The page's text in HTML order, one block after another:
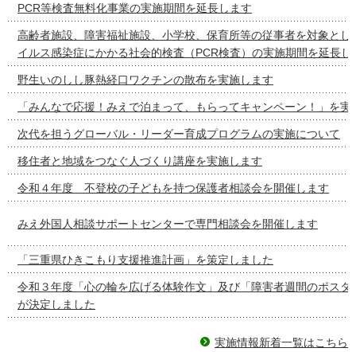
PCR等検査無料化事業の実施期間を延長します
高齢者施設、障害福祉施設、小学校、保育所等の従事者を対象とし
イルス感染症にかかる社会的検査（PCR検査）の実施期間を延長し
野生いのしし豚熱経口ワクチンの散布を実施します
「みんなで応援！みえで泊まって、もらってキャンペーン！」を実
次代を担うグローバル・リーダー育成プログラムの実施について
移住者と地域をつなぐ人づくり講座を実施します
令和４年度 不登校の子どもを持つ保護者相談会を開催します
みえ外国人相談サポートセンターで専門相談会を開催します
「三重県ひきこもり支援推進計画」を策定しました
令和３年度「心の輪を広げる体験作文」及び「障害者週間のポスタ
が決定しました
実施情報新着一覧はこちら